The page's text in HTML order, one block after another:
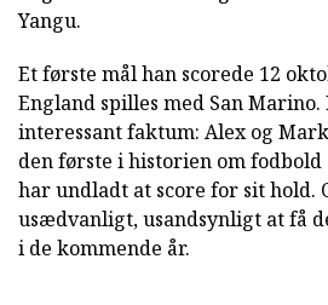
Yangu.
Et første mål han scorede 12
England spilles med San
interessant faktum: Alex og
den første i historien om fodbold
har undladt at score for sit hold.
usædvanligt, usandsynligt at få
i de kommende år.